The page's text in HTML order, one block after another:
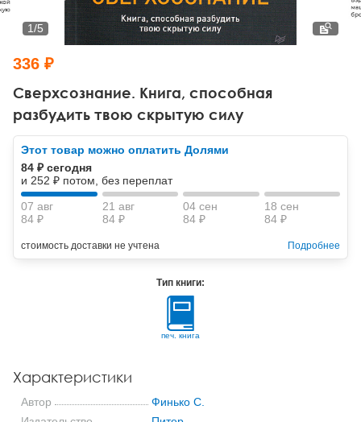
Тревожные расстройства, панические атаки
Психодрама
Другие направления психотерапии
Классический, эриксоновский гипноз и НЛП
НЛП
Психология труда и эргономика
Социальная психология
Социальная и организационная психология
Классический и юнгианский психоанализ
Сверхсознание. Книга, способная
разбудить твою скрытую силу
1/5
336 ₽
Этот товар можно оплатить Долями
84 ₽ сегодня
и 252 ₽ потом, без переплат
07 авг
84 ₽
21 авг
84 ₽
04 сен
84 ₽
18 сен
84 ₽
стоимость доставки не учтена Подробнее
Тип книги:
печ. книга
Характеристики
Автор
Финько С.